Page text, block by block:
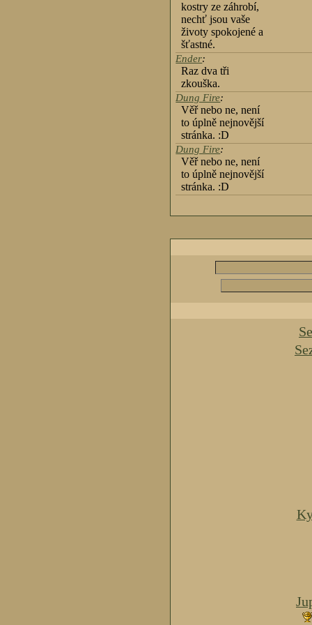
kostry ze záhrobí,
nechť jsou vaše
životy spokojené a
šťastné.
Ender:
Raz dva tři
zkouška.
Dung Fire:
Věř nebo ne, není
to úplně nejnovější
stránka. :D
Dung Fire:
Věř nebo ne, není
to úplně nejnovější
stránka. :D